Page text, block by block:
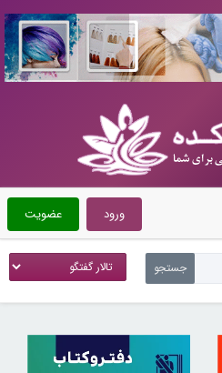
عضویت ورود